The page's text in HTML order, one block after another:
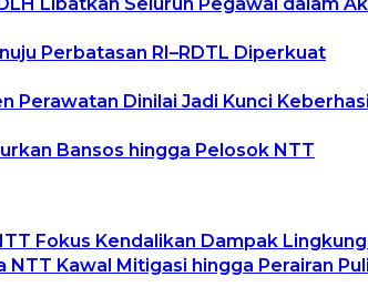
Perbatasan RI–RDTL Diperkuat
Perawatan Dinilai Jadi Kunci
Bansos hingga Pelosok NTT
Fokus Kendalikan Dampak
Kawal Mitigasi hingga Perairan